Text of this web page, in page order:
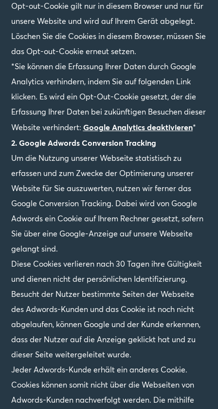
Opt-out-Cookie gilt nur in diesem Browser und nur für
unsere Website und wird auf Ihrem Gerät abgelegt.
Löschen Sie die Cookies in diesem Browser, müssen Sie
das Opt-out-Cookie erneut setzen.
*Sie können die Erfassung Ihrer Daten durch Google
Analytics verhindern, indem Sie auf folgenden Link
klicken. Es wird ein Opt-Out-Cookie gesetzt, der die
Erfassung Ihrer Daten bei zukünftigen Besuchen dieser
Website verhindert: Google Analytics deaktivieren*
2. Google Adwords Conversion Tracking
Um die Nutzung unserer Webseite statistisch zu
erfassen und zum Zwecke der Optimierung unserer
Website für Sie auszuwerten, nutzen wir ferner das
Google Conversion Tracking. Dabei wird von Google
Adwords ein Cookie auf Ihrem Rechner gesetzt, sofern
Sie über eine Google-Anzeige auf unsere Webseite
gelangt sind.
Diese Cookies verlieren nach 30 Tagen ihre Gültigkeit
und dienen nicht der persönlichen Identifizierung.
Besucht der Nutzer bestimmte Seiten der Webseite
des Adwords-Kunden und das Cookie ist noch nicht
abgelaufen, können Google und der Kunde erkennen,
dass der Nutzer auf die Anzeige geklickt hat und zu
dieser Seite weitergeleitet wurde.
Jeder Adwords-Kunde erhält ein anderes Cookie.
Cookies können somit nicht über die Webseiten von
Adwords-Kunden nachverfolgt werden. Die mithilfe